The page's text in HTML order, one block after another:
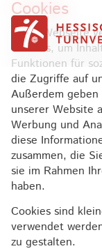
Zum Inhalt springen
Cookies
Diese Webseite
Cookies, um
Funktionen für
die Zugriffe auf
Außerdem
unserer Website
Werbung und
diese
zusammen, die
sie im Rahmen
haben.
Cookies sind
verwendet
zu gestalten.